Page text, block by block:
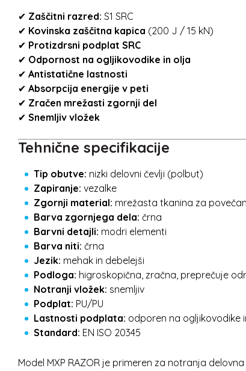
✔ Zaščitni razred: S1 SRC
✔ Kovinska zaščitna kapica (200 J / 15 kN)
✔ Protizdrsni podplat SRC
✔ Odpornost na ogljikovodike in olja
✔ Antistatične lastnosti
✔ Absorpcija energije v peti
✔ Zračen mrežasti zgornji del
✔ Snemljiv vložek
Tehnične specifikacije
Tip obutve: nizki delovni čevlji (polbut)
Zapiranje: vezalke
Zgornji material: mrežasta tkanina za
Barva zgornjega dela: črna
Barvni detajli: modri elementi
Barva niti: črna
Jezik: mehak in debelejši
Podloga: higroskopična, zračna, preprečuje
Notranji vložek: snemljiv
Podplat: PU/PU
Lastnosti podplata: odporen na ogljikovodike
Standard: EN ISO 20345
Model MXP RAZOR je primeren za notranja